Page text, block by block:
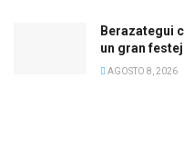
Berazategui
un gran
AGOSTO 8, 2026